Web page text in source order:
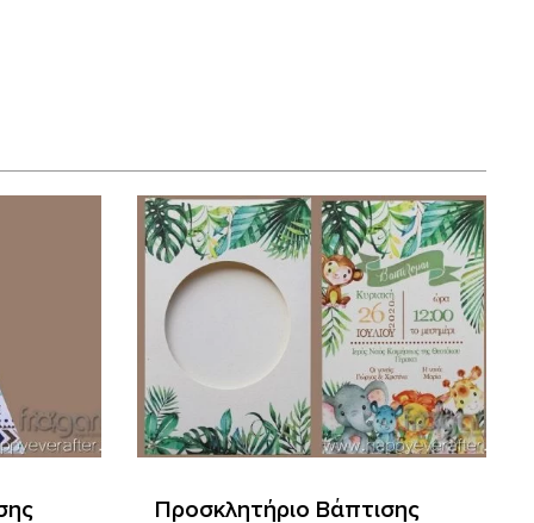
Προσκλητήριο Βάπτισης